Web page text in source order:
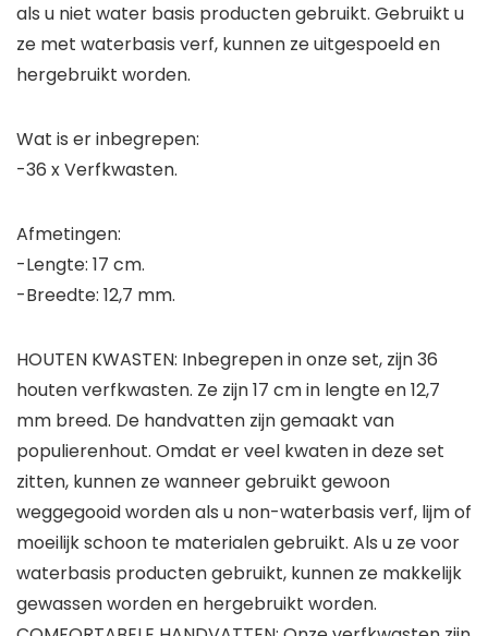
als u niet water basis producten gebruikt. Gebruikt u
ze met waterbasis verf, kunnen ze uitgespoeld en
hergebruikt worden.
Wat is er inbegrepen:
-36 x Verfkwasten.
Afmetingen:
-Lengte: 17 cm.
-Breedte: 12,7 mm.
HOUTEN KWASTEN: Inbegrepen in onze set, zijn 36
houten verfkwasten. Ze zijn 17 cm in lengte en 12,7
mm breed. De handvatten zijn gemaakt van
populierenhout. Omdat er veel kwaten in deze set
zitten, kunnen ze wanneer gebruikt gewoon
weggegooid worden als u non-waterbasis verf, lijm of
moeilijk schoon te materialen gebruikt. Als u ze voor
waterbasis producten gebruikt, kunnen ze makkelijk
gewassen worden en hergebruikt worden.